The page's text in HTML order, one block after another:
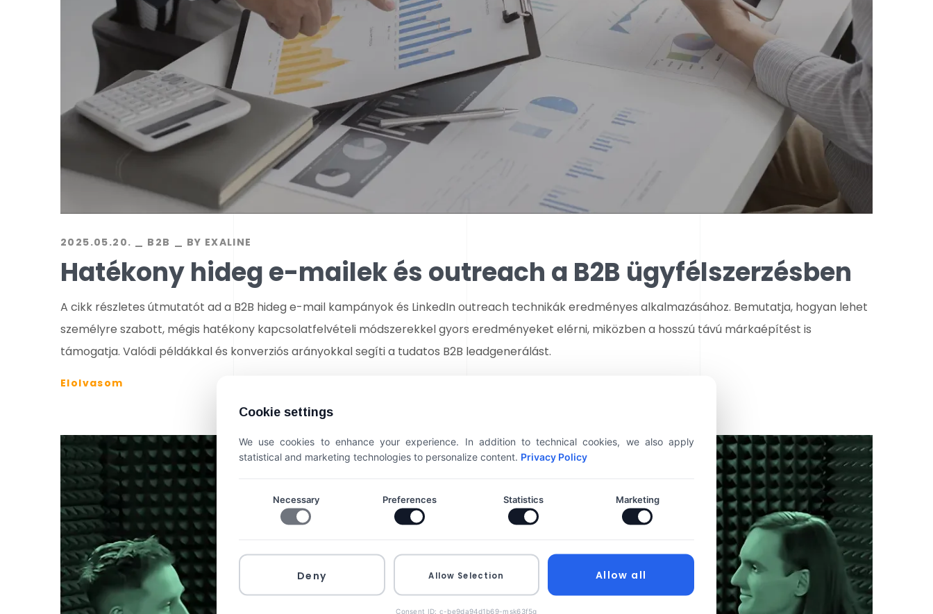
2025.05.20. B2B BY EXALINE
Hatékony hideg e-mailek és outreach a B2B ügyfélszerzésben
A cikk részletes útmutatót ad a B2B hideg e-mail kampányok és LinkedIn outreach technikák eredményes alkalmazásához. Bemutatja, hogyan lehet
személyre szabott, mégis hatékony kapcsolatfelvételi módszerekkel gyors eredményeket elérni, miközben a hosszú távú márkaépítést is
támogatja. Valódi példákkal és konverziós arányokkal segíti a tudatos B2B leadgenerálást.
Elolvasom
Cookie settings
We use cookies to enhance your experience. In addition to technical cookies, we also apply
statistical and marketing technologies to personalize content. Privacy Policy
Necessary Preferences Statistics Marketing
Deny Allow Selection Allow all
Consent ID: c-be9da94d1b69-msk63f5g